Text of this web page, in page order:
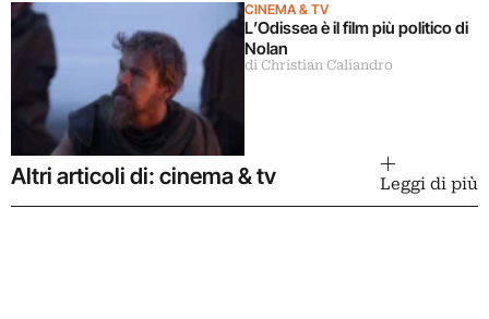
CINEMA & TV
L’Odissea è il film più politico di
Nolan
di Christian Caliandro
Altri articoli di: cinema & tv Leggi di più